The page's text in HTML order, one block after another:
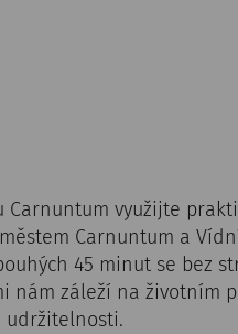
Carnuntum využijte
Carnuntum a
45 minut se bez
nám záleží na životním
udržitelnosti.